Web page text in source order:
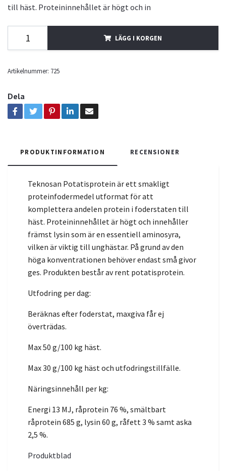
till häst. Proteininnehållet är högt och in
LÄGG I KORGEN
Artikelnummer: 725
Dela
PRODUKTINFORMATION RECENSIONER
Teknosan Potatisprotein är ett smakligt
proteinfodermedel utformat för att
komplettera andelen protein i foderstaten till
häst. Proteininnehållet är högt och innehåller
främst lysin som är en essentiell aminosyra,
vilken är viktig till unghästar. På grund av den
höga konventrationen behöver endast små givor
ges. Produkten består av rent potatisprotein.
Utfodring per dag:
Beräknas efter foderstat, maxgiva får ej
överträdas.
Max 50 g/100 kg häst.
Max 30 g/100 kg häst och utfodringstillfälle.
Näringsinnehåll per kg:
Energi 13 MJ, råprotein 76 %, smältbart
råprotein 685 g, lysin 60 g, råfett 3 % samt aska
2,5 %.
Produktblad